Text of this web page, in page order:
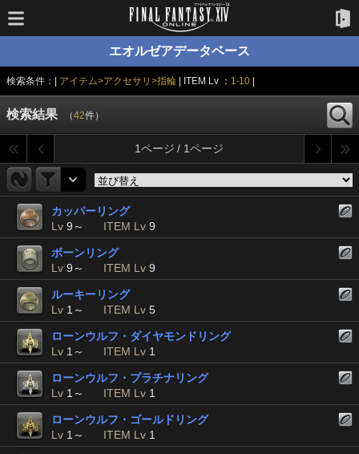
エオルゼアデータベース
検索条件：| アイテム>アクセサリ>指輪 | ITEM Lv ： 1-10
検索結果 （42件）
1ページ / 1ページ
カッパーリング
Lv 9～ ITEM Lv 9
ボーンリング
Lv 9～ ITEM Lv 9
ルーキーリング
Lv 1～ ITEM Lv 5
ローンウルフ・ダイヤモンドリング
Lv 1～ ITEM Lv 1
ローンウルフ・プラチナリング
Lv 1～ ITEM Lv 1
ローンウルフ・ゴールドリング
Lv 1～ ITEM Lv 1